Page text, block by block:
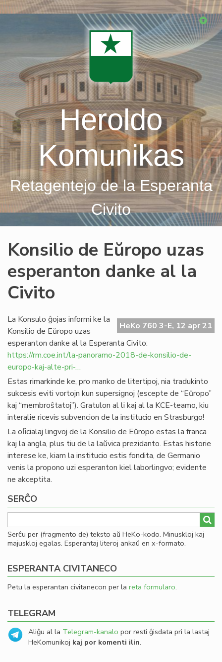
Skip
Heroldo
Komunikas
Retagentejo de la Esperanta
Civito
Konsilio de Eŭropo uzas
esperanton danke al la
Civito
HeKo 760 3-E, 12 apr 21
La Konsulo ĝojas informi ke la
Konsilio de Eŭropo uzas
esperanton danke al la Esperanta Civito:
https://rm.coe.int/la-panoramo-2018-de-konsilio-de-
europo-kaj-alte-pri-…
Estas rimarkinde ke, pro manko de litertipoj, nia tradukinto
sukcesis eviti vortojn kun supersignoj (escepte de “Eŭropo”
kaj “membroŝtatoj”). Gratulon al li kaj al la KCE-teamo, kiu
interalie ricevis subvencion de la institucio en Strasburgo!
La oﬁcialaj lingvoj de la Konsilio de Eŭropo estas la franca
kaj la angla, plus tiu de la laŭvica prezidanto. Estas historie
interese ke, kiam la institucio estis fondita, de Germanio
venis la propono uzi esperanton kiel laborlingvo; evidente
ne akceptita.
SERĈO
Serĉu per (fragmento de) teksto aŭ HeKo-kodo. Minuskloj kaj
majuskloj egalas. Esperantaj literoj ankaŭ en x-formato.
ESPERANTA CIVITANECO
Petu la esperantan civitanecon per la reta formularo.
TELEGRAM
Aliĝu al la Telegram-kanalo por resti ĝisdata pri la lastaj
HeKomunikoj kaj por komenti ilin.